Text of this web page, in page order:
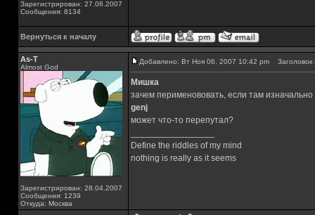
Зарегистрирован: 27.06.2007
Сообщения: 8134
Вернуться к началу
As-T
Almost God
Зарегистрирован: 28.04.2007
Сообщения: 1239
Откуда: Москва
Добавлено: Вт Ноя 06, 2007 10:42 pm Заголовок
Мишка
зачем перименововать, если там изначально
genj
может что-то перепутал?
Define the riddles of my mind
nothing is really as it seems